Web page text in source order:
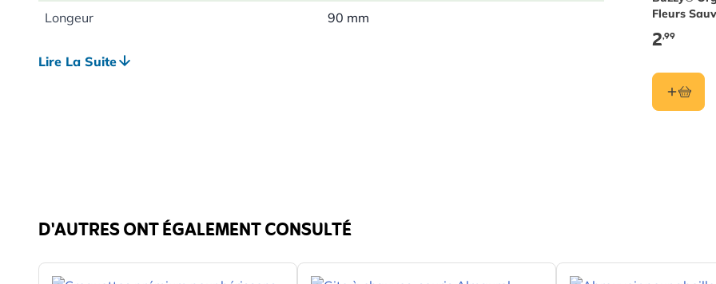
Fleurs
Mélange BIO
2,99
Longeur 90 mm
Lire La Suite
D'AUTRES ONT ÉGALEMENT CONSULTÉ